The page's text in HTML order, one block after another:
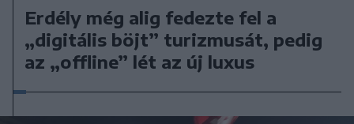
Erdély még alig fedezte fel a
„digitális böjt” turizmusát, pedig
az „offline” lét az új luxus